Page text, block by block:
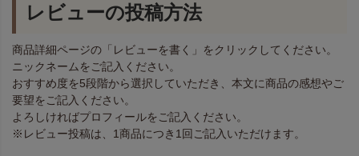
レビューの投稿方法
商品詳細ページの「レビューを書く」をクリックしてください。
ニックネームをご記入ください。
おすすめ度を5段階から選択していただき、本文に商品の感想やご
要望をご記入ください。
よろしければプロフィールをご記入ください。
※レビュー投稿は、1商品につき1回ご記入いただけます。